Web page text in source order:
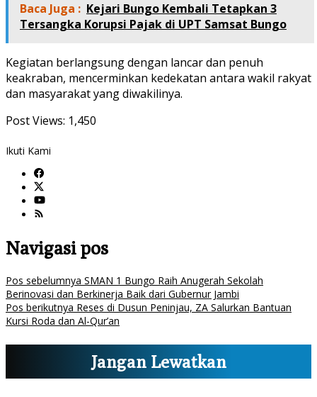
Baca Juga : Kejari Bungo Kembali Tetapkan 3
Tersangka Korupsi Pajak di UPT Samsat Bungo
Kegiatan berlangsung dengan lancar dan penuh
keakraban, mencerminkan kedekatan antara wakil rakyat
dan masyarakat yang diwakilinya.
Post Views: 1,450
Ikuti Kami
Navigasi pos
Pos sebelumnya SMAN 1 Bungo Raih Anugerah Sekolah
Berinovasi dan Berkinerja Baik dari Gubernur Jambi
Pos berikutnya Reses di Dusun Peninjau, ZA Salurkan Bantuan
Kursi Roda dan Al-Qur’an
Jangan Lewatkan